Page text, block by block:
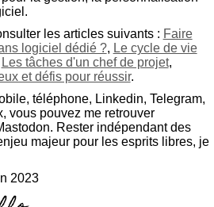
les articles suivants : Faire
logiciel dédié ?, Le cycle de vie
Les tâches d'un chef de projet,
et défis pour réussir.
téléphone, Linkedin, Telegram,
vous pouvez me retrouver
Rester indépendant des
majeur pour les esprits libres, je
2023